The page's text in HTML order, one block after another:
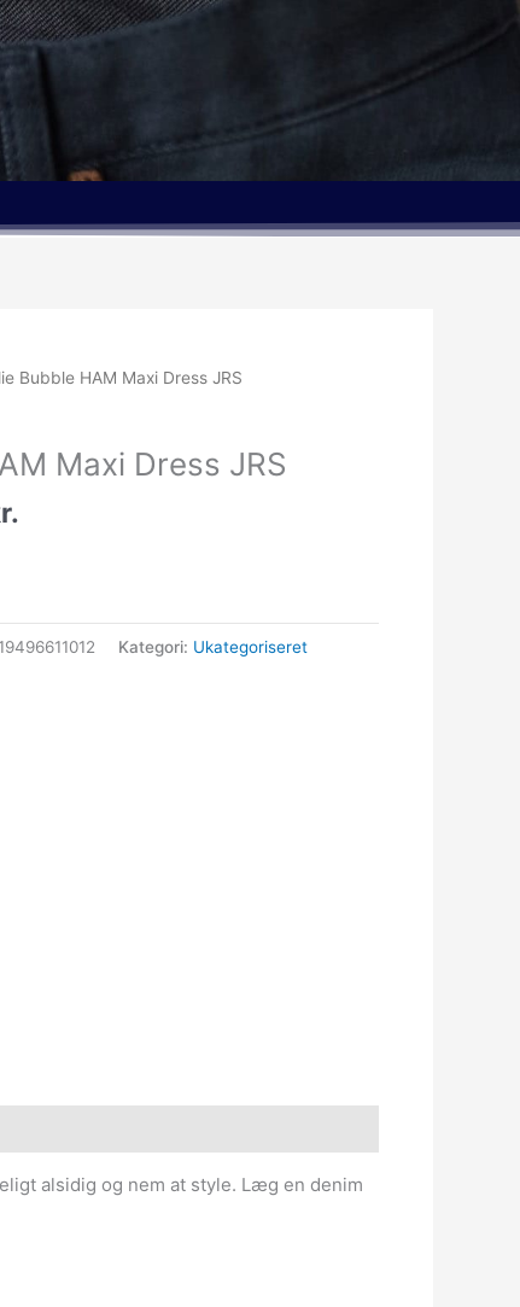
Bubble HAM Maxi Dress JRS
Maxi Dress JRS
Den
er:
Kategori: Ukategoriseret
alsidig og nem at style. Læg en denim